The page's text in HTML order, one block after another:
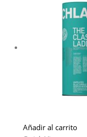
Añadir al carrito